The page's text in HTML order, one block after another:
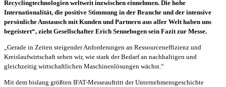
Recyclingtechnologien weltweit inzwischen einnehmen. Die hohe
Internationalität, die positive Stimmung in der Branche und der intensive
persönliche Austausch mit Kunden und Partnern aus aller Welt haben uns
begeistert“, zieht Gesellschafter Erich Sennebogen sein Fazit zur Messe.
„Gerade in Zeiten steigender Anforderungen an Ressourceneffizienz und
Kreislaufwirtschaft sehen wir, wie stark der Bedarf an nachhaltigen und
gleichzeitig wirtschaftlichen Maschinenlösungen wächst.“
Mit dem bislang größten IFAT-Messeauftritt der Unternehmensgeschichte